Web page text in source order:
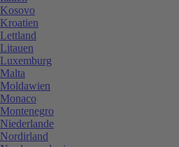
Kosovo
Kroatien
Lettland
Litauen
Luxemburg
Malta
Moldawien
Monaco
Montenegro
Niederlande
Nordirland